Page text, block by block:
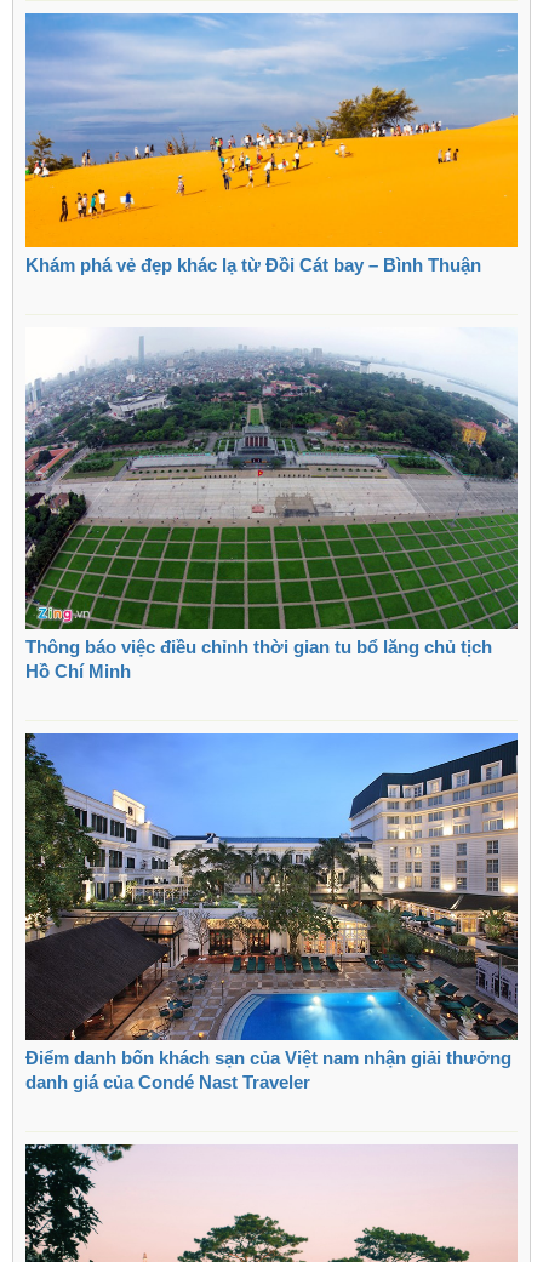
Khám phá vẻ đẹp khác lạ từ Đồi Cát bay – Bình Thuận
Thông báo việc điều chỉnh thời gian tu bổ lăng chủ tịch
Hồ Chí Minh
Điểm danh bốn khách sạn của Việt nam nhận giải thưởng
danh giá của Condé Nast Traveler